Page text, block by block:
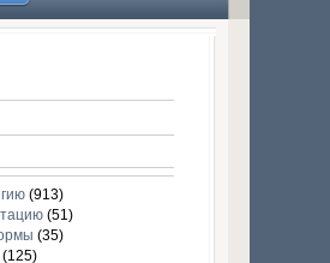
(913)
(51)
(35)